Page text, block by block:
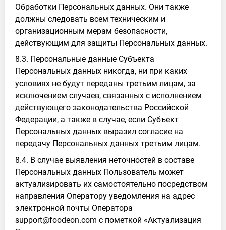
Обработки Персональных данных. Они также
должны следовать всем техническим и
организационным мерам безопасности,
действующим для защиты Персональных данных.
8.3. Персональные данные Субъекта
Персональных данных никогда, ни при каких
условиях не будут переданы третьим лицам, за
исключением случаев, связанных с исполнением
действующего законодательства Российской
Федерации, а также в случае, если Субъект
Персональных данных выразил согласие на
передачу Персональных данных третьим лицам.
8.4. В случае выявления неточностей в составе
Персональных данных Пользователь может
актуализировать их самостоятельно посредством
направления Оператору уведомления на адрес
электронной почты Оператора
support@foodeon.com с пометкой «Актуализация